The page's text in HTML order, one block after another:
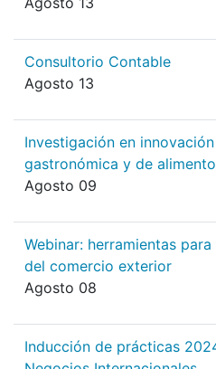
Consultorio Contable
Agosto 13
Investigación en innovación
gastronómica y de
Agosto 09
Webinar: herramientas
del comercio exterior
Agosto 08
Inducción de prácticas